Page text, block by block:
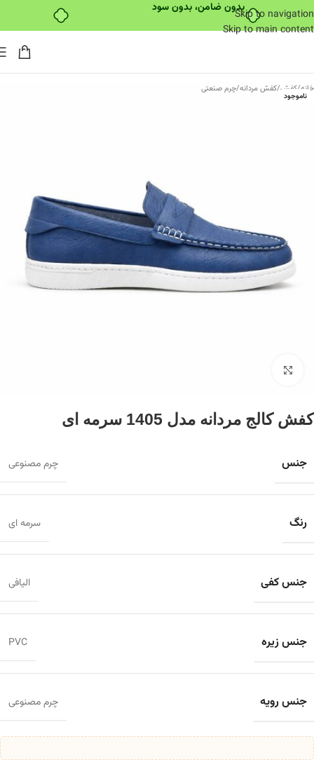
بدون ضامن، بدون سودSkip to navigation
Skip to main content
خانه/کفش/کفش مردانه/چرم صنعتی
ناموجود
کفش کالج مردانه مدل 1405 سرمه ای
جنس چرم مصنوعی
رنگ سرمه ای
جنس کفی الیافی
جنس زیره PVC
جنس رویه چرم مصنوعی